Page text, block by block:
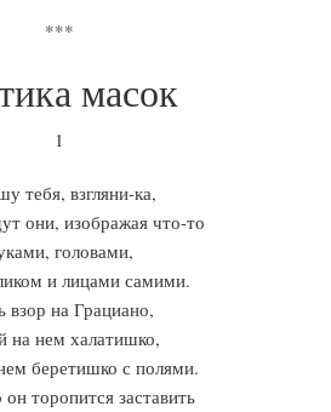
***
масок
1
тебя, взгляни-ка,
они, изображая что-то
головами,
и лицами самими.
взор на Грациано,
на нем халатишко,
беретишко с полями.
торопится заставить